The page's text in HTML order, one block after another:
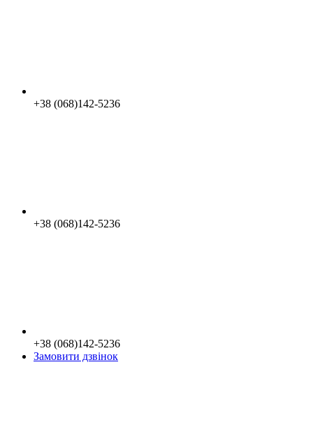
+38 (068)142-5236
+38 (068)142-5236
+38 (068)142-5236
Замовити дзвінок